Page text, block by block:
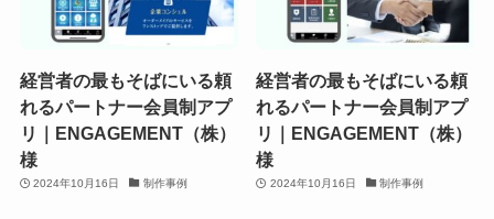
経営者の最もそばにいる頼
れるパートナー会員制アプ
リ｜ENGAGEMENT（株）
様
2024年10月16日 制作事例
経営者の最もそばにいる頼
れるパートナー会員制アプ
リ｜ENGAGEMENT（株）
様
2024年10月16日 制作事例